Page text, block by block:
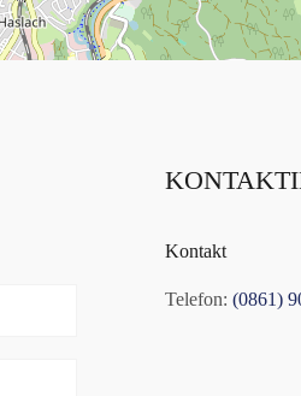
Kontakt
Telefon: (0861)